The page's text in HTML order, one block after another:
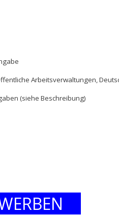
Arbeitsverwaltungen,
(siehe Beschreibung)